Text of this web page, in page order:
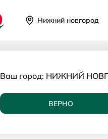
Нижний новгород
Ваш город: НИЖНИЙ
ВЕРНО